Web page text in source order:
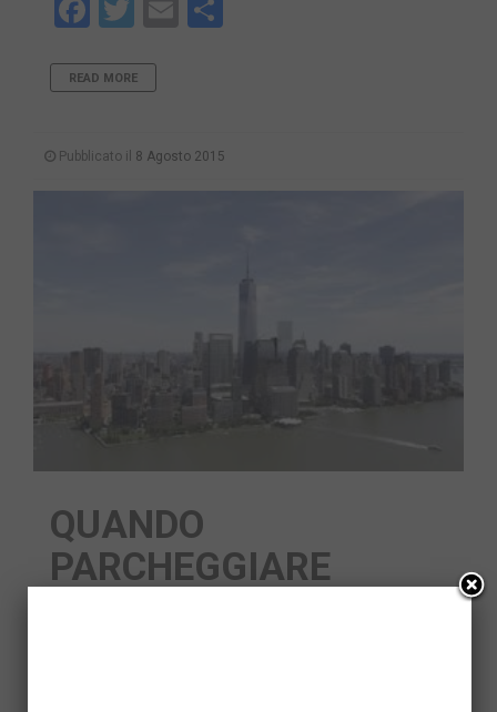
Facebook
Twitter
Email
READ MORE
Pubblicato il 8 Agosto 2015
QUANDO
PARCHEGGIARE